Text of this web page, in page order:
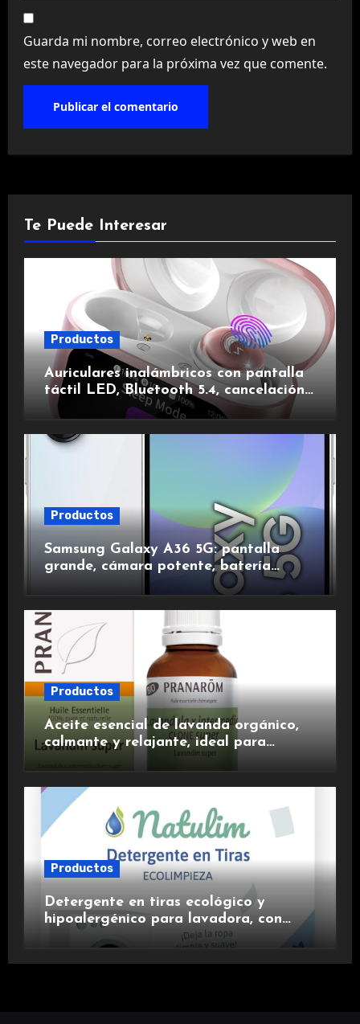
Guarda mi nombre, correo electrónico y web en
este navegador para la próxima vez que comente.
Te Puede Interesar
Productos
Auriculares inalámbricos con pantalla
táctil LED, Bluetooth 5.4, cancelación
de ruido, impermeables y de larga
duración.
Productos
Samsung Galaxy A36 5G: pantalla
grande, cámara potente, batería
duradera y carga rápida para una
Productos
Aceite esencial de lavanda orgánico,
calmante y relajante, ideal para
Productos
Detergente en tiras ecológico y
hipoalergénico para lavadora, con
suavizante incluido y fragancia de
lavanda.